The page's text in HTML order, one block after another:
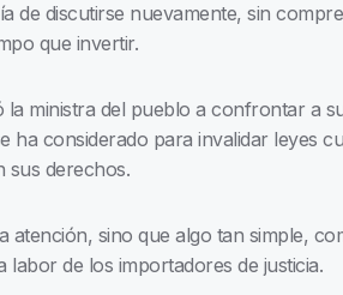
de discutirse nuevamente, sin
que invertir.
ministra del pueblo a confrontar a
ha considerado para invalidar leyes
sus derechos.
atención, sino que algo tan simple,
labor de los importadores de justicia.